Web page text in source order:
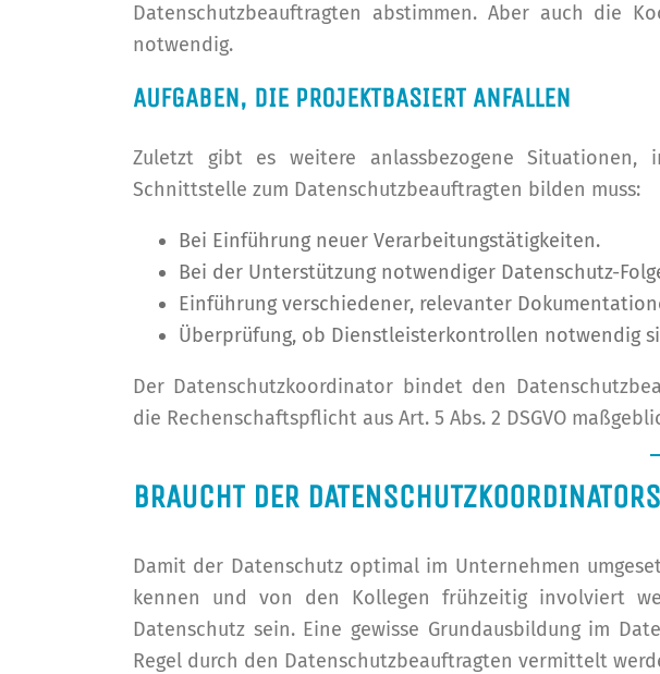
Datenschutzbeauftragten abstimmen. Aber auch die
notwendig.
AUFGABEN, DIE PROJEKTBASIERT ANFALLEN
Zuletzt gibt es weitere anlassbezogene
Schnittstelle zum Datenschutzbeauftragten bilden muss:
Bei Einführung neuer Verarbeitungstätigkeiten.
Bei der Unterstützung notwendiger Datenschutz-
Einführung verschiedener, relevanter
Überprüfung, ob Dienstleisterkontrollen notwendig
Der Datenschutzkoordinator bindet den
die Rechenschaftspflicht aus Art. 5 Abs. 2 DSGVO
BRAUCHT DER
Damit der Datenschutz optimal im Unternehmen
kennen und von den Kollegen frühzeitig involviert
Datenschutz sein. Eine gewisse Grundausbildung im
Regel durch den Datenschutzbeauftragten vermittelt